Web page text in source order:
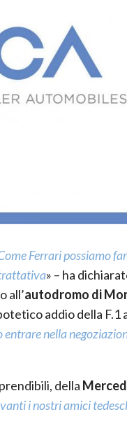
Ferrari possiamo
» – ha
all’autodromo di
addio della F.1
entrare nella
della
i nostri amici